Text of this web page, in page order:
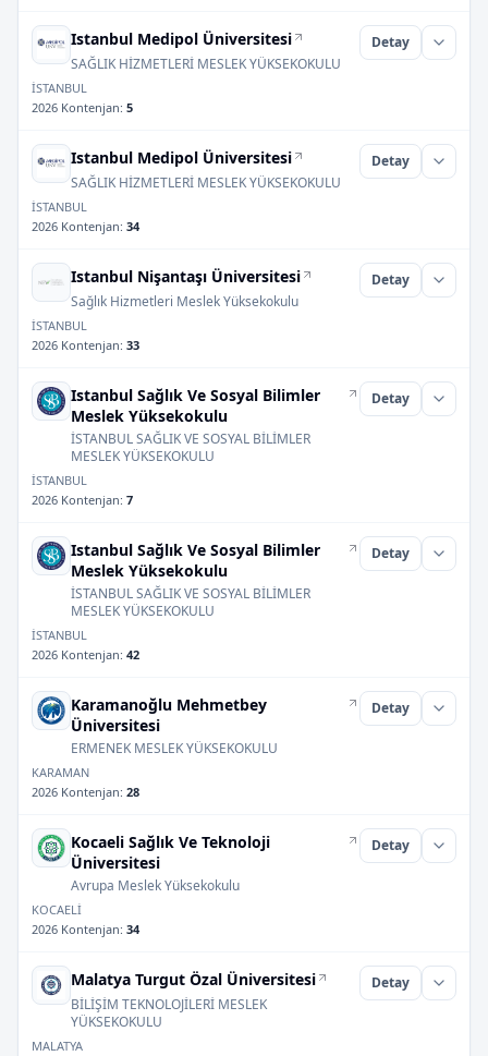
Istanbul Medipol Üniversitesi
SAĞLIK HİZMETLERİ MESLEK YÜKSEKOKULU
Detay
İSTANBUL
2026 Kontenjan: 5
Istanbul Medipol Üniversitesi
SAĞLIK HİZMETLERİ MESLEK YÜKSEKOKULU
Detay
İSTANBUL
2026 Kontenjan: 34
Istanbul Nişantaşı Üniversitesi
Sağlık Hizmetleri Meslek Yüksekokulu
Detay
İSTANBUL
2026 Kontenjan: 33
Istanbul Sağlık Ve Sosyal Bilimler
Meslek Yüksekokulu
İSTANBUL SAĞLIK VE SOSYAL BİLİMLER
MESLEK YÜKSEKOKULU
Detay
İSTANBUL
2026 Kontenjan: 7
Istanbul Sağlık Ve Sosyal Bilimler
Meslek Yüksekokulu
İSTANBUL SAĞLIK VE SOSYAL BİLİMLER
MESLEK YÜKSEKOKULU
Detay
İSTANBUL
2026 Kontenjan: 42
Karamanoğlu Mehmetbey
Üniversitesi
ERMENEK MESLEK YÜKSEKOKULU
Detay
KARAMAN
2026 Kontenjan: 28
Kocaeli Sağlık Ve Teknoloji
Üniversitesi
Avrupa Meslek Yüksekokulu
Detay
KOCAELİ
2026 Kontenjan: 34
Malatya Turgut Özal Üniversitesi
BİLİŞİM TEKNOLOJİLERİ MESLEK
YÜKSEKOKULU
Detay
MALATYA